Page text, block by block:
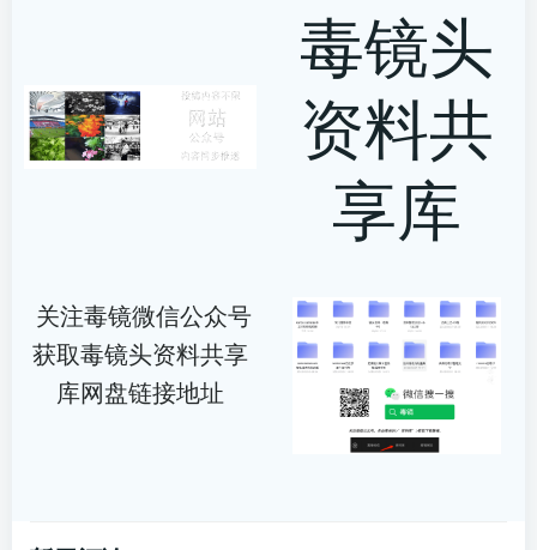
毒镜头
资料共
享库
关注毒镜微信公众号
获取毒镜头资料共享
库网盘链接地址